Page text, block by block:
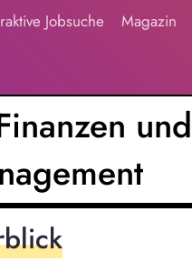
Jobsuche Magazin
und